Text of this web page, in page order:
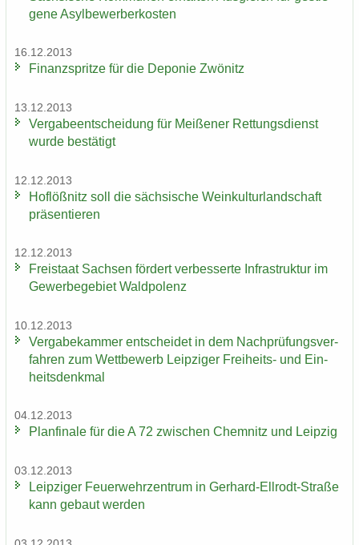
ge­ne Asyl­be­wer­ber­kos­ten
16.12.2013
Fi­nanz­sprit­ze für die De­po­nie Zwö­nitz
13.12.2013
Ver­ga­be­ent­schei­dung für Mei­ße­ner Ret­tungs­dienst
wurde be­stä­tigt
12.12.2013
Hof­löß­nitz soll die säch­si­sche Wein­kul­tur­land­schaft
prä­sen­tie­ren
12.12.2013
Frei­staat Sach­sen för­dert ver­bes­ser­te In­fra­struk­tur im
Ge­wer­be­ge­biet Wald­po­lenz
10.12.2013
Ver­ga­be­kam­mer ent­schei­det in dem Nach­prü­fungs­ver­
fah­ren zum Wett­be­werb Leip­zi­ger Freiheits-​ und Ein­
heits­denk­mal
04.12.2013
Plan­fi­na­le für die A 72 zwi­schen Chem­nitz und Leip­zig
03.12.2013
Leip­zi­ger Feu­er­wehr­zen­trum in Gerhard-​Ellrodt-Straße
kann ge­baut wer­den